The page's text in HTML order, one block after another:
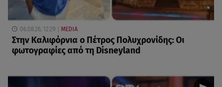
06.08.26, 12:29 MEDIA
Στην Καλιφόρνια ο Πέτρος Πολυχρονίδης: Οι
φωτογραφίες από τη Disneyland